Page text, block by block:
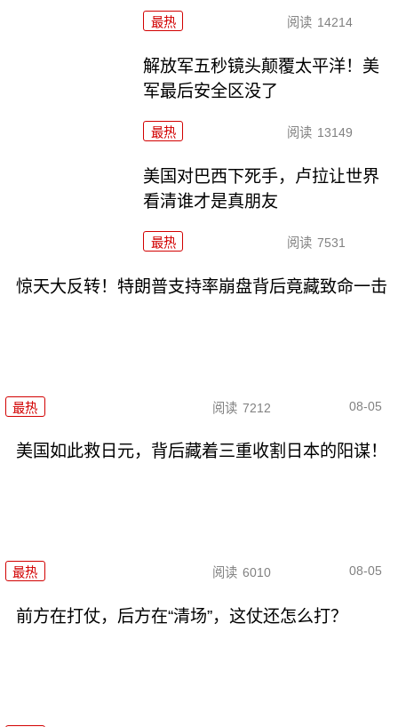
最热 阅读 14214
解放军五秒镜头颠覆太平洋！美
军最后安全区没了
最热 阅读 13149
美国对巴西下死手，卢拉让世界
看清谁才是真朋友
最热 阅读 7531
惊天大反转！特朗普支持率崩盘背后竟藏致命一击
最热 阅读 7212 08-05
美国如此救日元，背后藏着三重收割日本的阳谋！
最热 阅读 6010 08-05
前方在打仗，后方在“清场”，这仗还怎么打？